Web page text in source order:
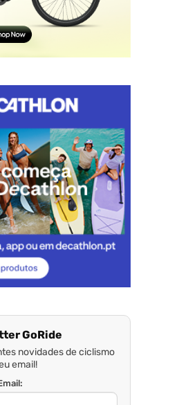
GoRide
novidades de ciclismo
email!